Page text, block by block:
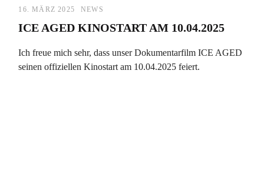
16. MÄRZ 2025 NEWS
ICE AGED KINOSTART AM 10.04.2025
Ich freue mich sehr, dass unser Dokumentarfilm ICE AGED
seinen offiziellen Kinostart am 10.04.2025 feiert.